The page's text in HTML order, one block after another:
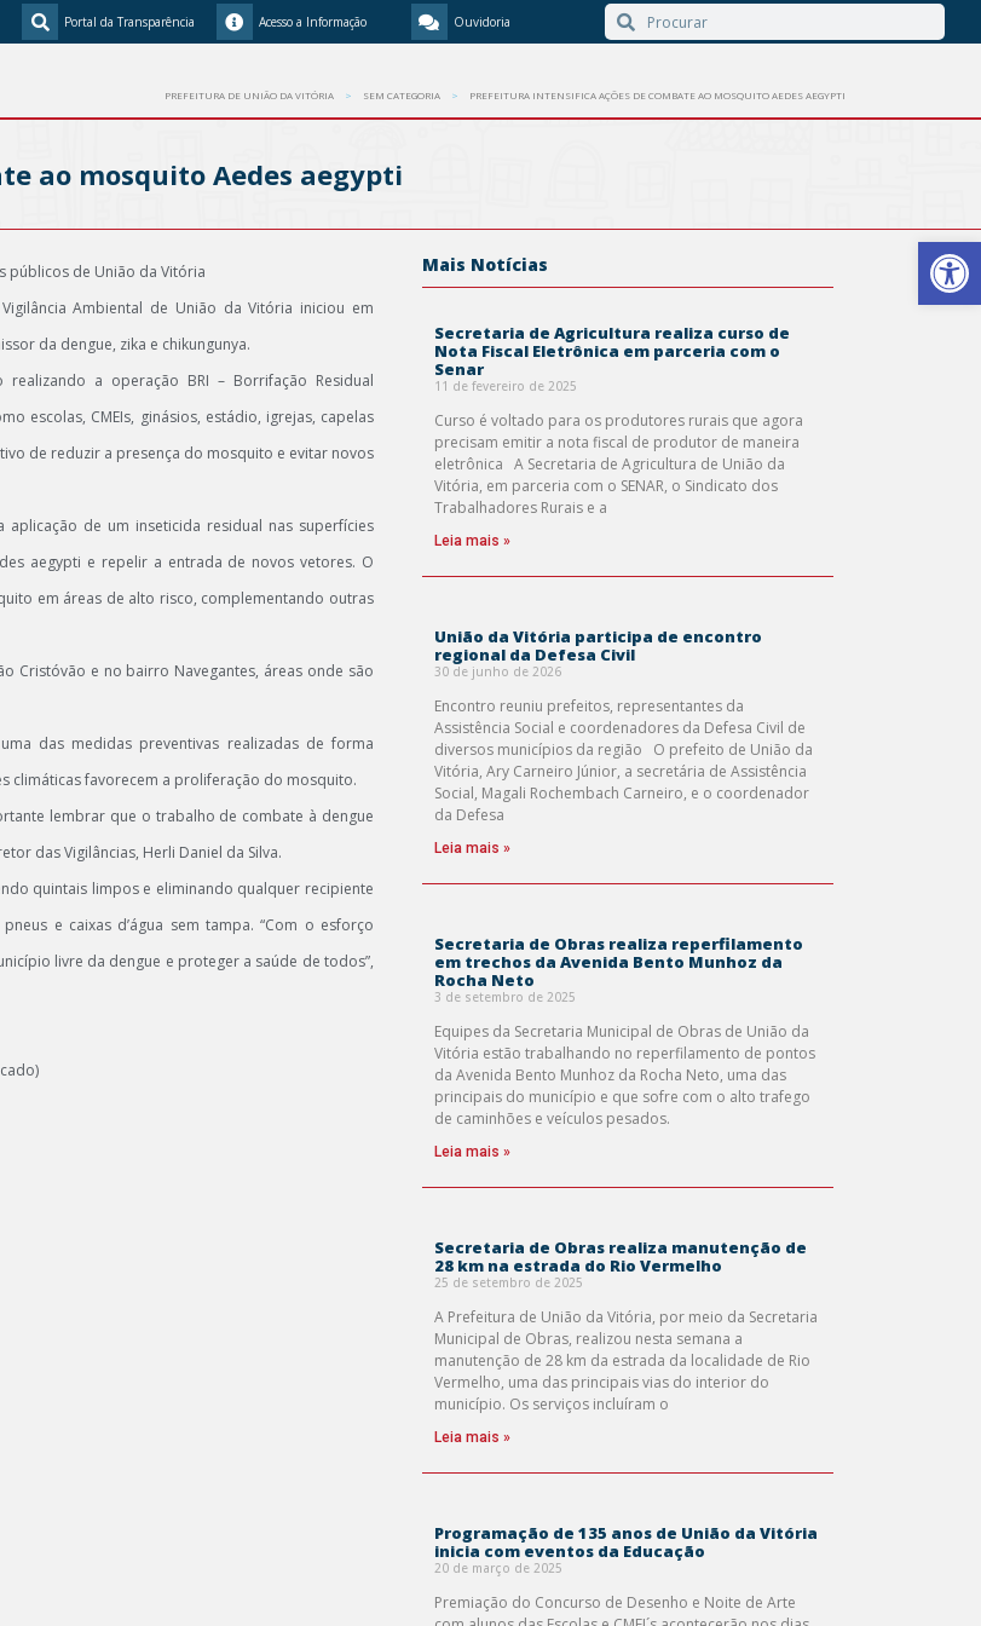
Barra de
Portal da Transparência Acesso a Informação Ouvidoria
PREFEITURA DE UNIÃO DA VITÓRIA SEM CATEGORIA PREFEITURA INTENSIFICA AÇÕES DE COMBATE AO MOSQUITO AEDES AEGYPTI
ao mosquito Aedes aegypti
públicos de União da Vitória
Ambiental de União da Vitória iniciou em
da dengue, zika e chikungunya.
a operação BRI – Borrifação Residual
escolas, CMEIs, ginásios, estádio, igrejas, capelas
de reduzir a presença do mosquito e evitar novos
de um inseticida residual nas superfícies
aegypti e repelir a entrada de novos vetores. O
em áreas de alto risco, complementando outras
Cristóvão e no bairro Navegantes, áreas onde são
das medidas preventivas realizadas de forma
climáticas favorecem a proliferação do mosquito.
lembrar que o trabalho de combate à dengue
das Vigilâncias, Herli Daniel da Silva.
quintais limpos e eliminando qualquer recipiente
e caixas d’água sem tampa. “Com o esforço
livre da dengue e proteger a saúde de todos”,
Mais Notícias
Secretaria de Agricultura realiza curso de
Nota Fiscal Eletrônica em parceria com o
Senar
11 de fevereiro de 2025
Curso é voltado para os produtores rurais que agora
precisam emitir a nota fiscal de produtor de maneira
eletrônica A Secretaria de Agricultura de União da
Vitória, em parceria com o SENAR, o Sindicato dos
Trabalhadores Rurais e a
Leia mais »
União da Vitória participa de encontro
regional da Defesa Civil
30 de junho de 2026
Encontro reuniu prefeitos, representantes da
Assistência Social e coordenadores da Defesa Civil de
diversos municípios da região O prefeito de União da
Vitória, Ary Carneiro Júnior, a secretária de Assistência
Social, Magali Rochembach Carneiro, e o coordenador
da Defesa
Leia mais »
Secretaria de Obras realiza reperfilamento
em trechos da Avenida Bento Munhoz da
Rocha Neto
3 de setembro de 2025
Equipes da Secretaria Municipal de Obras de União da
Vitória estão trabalhando no reperfilamento de pontos
da Avenida Bento Munhoz da Rocha Neto, uma das
principais do município e que sofre com o alto trafego
de caminhões e veículos pesados.
Leia mais »
Secretaria de Obras realiza manutenção de
28 km na estrada do Rio Vermelho
25 de setembro de 2025
A Prefeitura de União da Vitória, por meio da Secretaria
Municipal de Obras, realizou nesta semana a
manutenção de 28 km da estrada da localidade de Rio
Vermelho, uma das principais vias do interior do
município. Os serviços incluíram o
Leia mais »
Programação de 135 anos de União da Vitória
inicia com eventos da Educação
20 de março de 2025
Premiação do Concurso de Desenho e Noite de Arte